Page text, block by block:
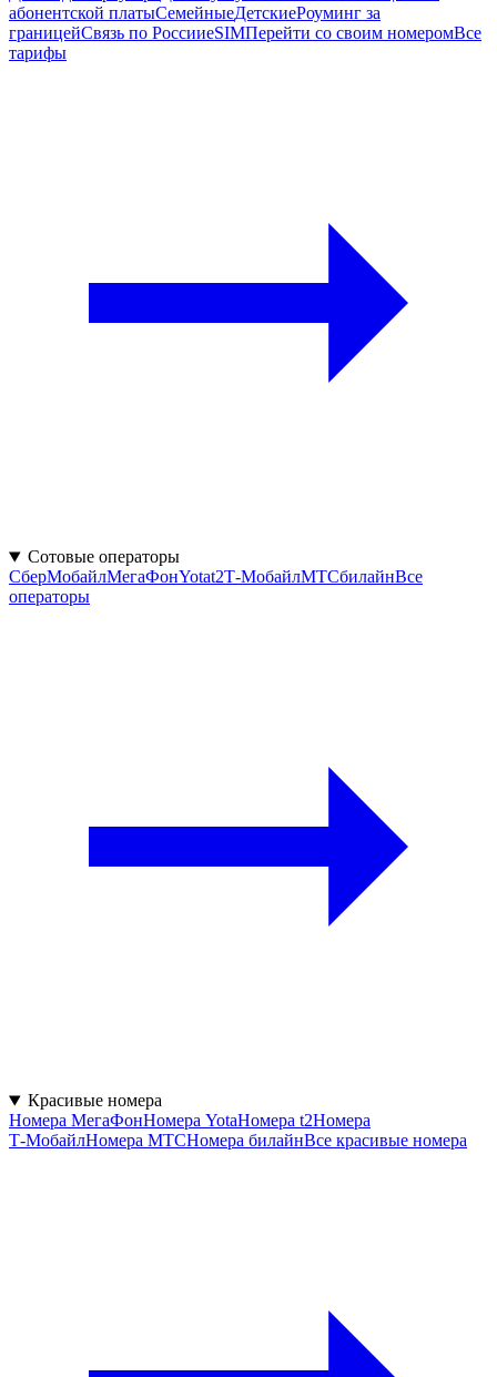
абонентской платыСемейныеДетскиеРоуминг за
границейСвязь по РоссииeSIMПерейти со своим номеромВсе
тарифы
Сотовые операторы
СберМобайлМегаФонYotat2Т‑МобайлМТСбилайнВсе
операторы
Красивые номера
Номера МегаФонНомера YotaНомера t2Номера
Т‑МобайлНомера МТСНомера билайнВсе красивые номера